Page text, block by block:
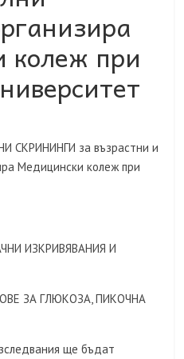
при
за възрастни и
Медицински колеж при
ИЗКРИВЯВАНИЯ И
ЗА ГЛЮКОЗА, ПИКОЧНА
ще бъдат